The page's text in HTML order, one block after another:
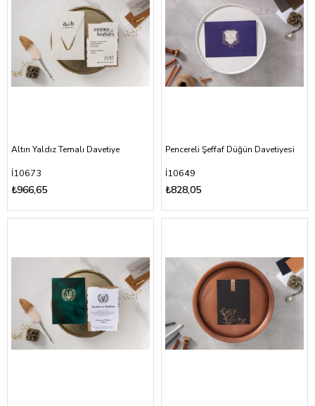
Altın Yaldız Temalı Davetiye
İ10673
₺966,65
Pencereli Şeffaf Düğün Davetiyesi
İ10649
₺828,05